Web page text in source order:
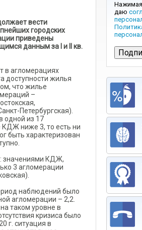
вести
городских
приведены
данным за I и II кв.
в агломерациях
доступности жилья
что жилье
–
Петербургская).
одной из 17
КДЖ ниже 3, то есть ни
быть характеризован
значениями КДЖ,
3 агломерации
наблюдений было
агломерации – 2,2.
таком уровне в
кризиса было
г. ситуация в
Нажимая
даю